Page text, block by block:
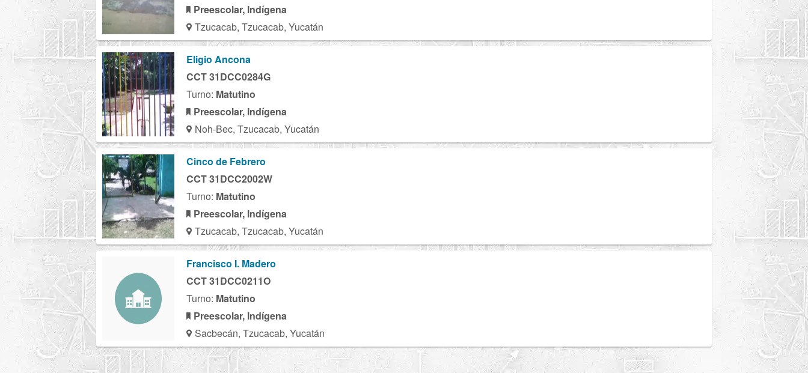
Preescolar, Indígena
Tzucacab, Tzucacab, Yucatán
Eligio Ancona
CCT 31DCC0284G
Turno: Matutino
Preescolar, Indígena
Noh-Bec, Tzucacab, Yucatán
Cinco de Febrero
CCT 31DCC2002W
Turno: Matutino
Preescolar, Indígena
Tzucacab, Tzucacab, Yucatán
Francisco I. Madero
CCT 31DCC0211O
Turno: Matutino
Preescolar, Indígena
Sacbecán, Tzucacab, Yucatán